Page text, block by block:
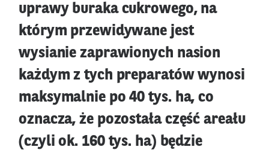
uprawy buraka cukrowego, na
którym przewidywane jest
wysianie zaprawionych nasion
każdym z tych preparatów wynosi
maksymalnie po 40 tys. ha, co
oznacza, że pozostała część areału
(czyli ok. 160 tys. ha) będzie